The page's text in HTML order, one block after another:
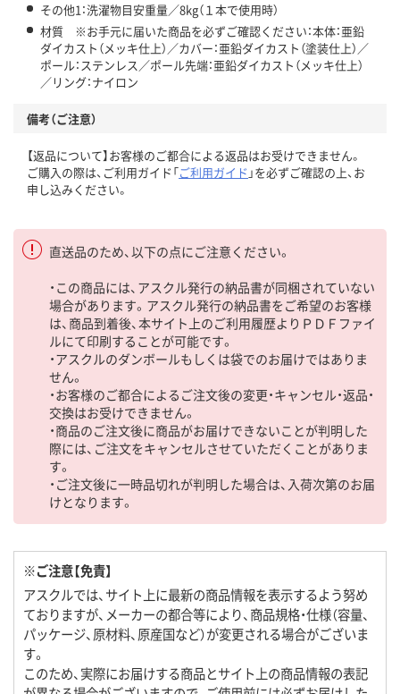
その他1：洗濯物目安重量／8kg（１本で使用時）
材質 ※お手元に届いた商品を必ずご確認ください：本体：亜鉛
ダイカスト（メッキ仕上）／カバー：亜鉛ダイカスト（塗装仕上）／
ポール：ステンレス／ポール先端：亜鉛ダイカスト（メッキ仕上）
／リング：ナイロン
備考（ご注意）
【返品について】お客様のご都合による返品はお受けできません。
ご購入の際は、ご利用ガイド「ご利用ガイド 」を必ずご確認の上、お
申し込みください。
直送品のため、以下の点にご注意ください。
・この商品には、アスクル発行の納品書が同梱されていない
場合があります。アスクル発行の納品書をご希望のお客様
は、商品到着後、本サイト上のご利用履歴よりＰＤＦファイ
ルにて印刷することが可能です。
・アスクルのダンボールもしくは袋でのお届けではありま
せん。
・お客様のご都合によるご注文後の変更・キャンセル・返品・
交換はお受けできません。
・商品のご注文後に商品がお届けできないことが判明した
際には、ご注文をキャンセルさせていただくことがありま
す。
・ご注文後に一時品切れが判明した場合は、入荷次第のお届
けとなります。
※ご注意【免責】
アスクルでは、サイト上に最新の商品情報を表示するよう努め
ておりますが、メーカーの都合等により、商品規格・仕様（容量、
パッケージ、原材料、原産国など）が変更される場合がございま
す。
このため、実際にお届けする商品とサイト上の商品情報の表記